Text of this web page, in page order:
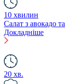
10 хвилин
Салат з авокадо
Докладніше
20 хв.